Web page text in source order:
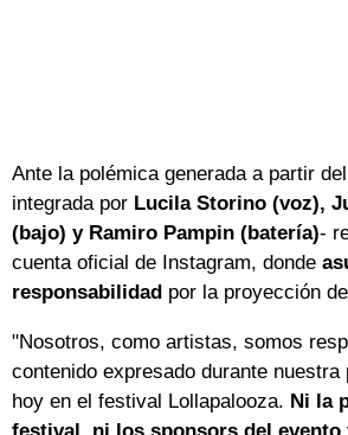
Ante la polémica generada a partir
integrada por Lucila Storino (voz),
(bajo) y Ramiro Pampin (batería)-
cuenta oficial de Instagram, donde
responsabilidad por la proyección
"Nosotros, como artistas, somos
contenido expresado durante nuestra
hoy en el festival Lollapalooza. Ni la